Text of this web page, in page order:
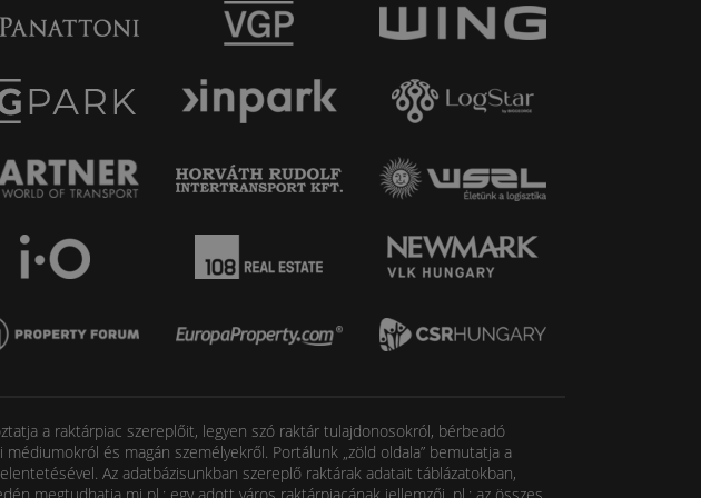
a raktárpiac szereplőit, legyen szó raktár tulajdonosokról, bérbeadó
és magán személyekről. Portálunk „zöld oldala” bemutatja a
Az adatbázisunkban szereplő raktárak adatait táblázatokban,
megtudhatja mi pl.: egy adott város raktárpiacának jellemzői, pl.: az összes